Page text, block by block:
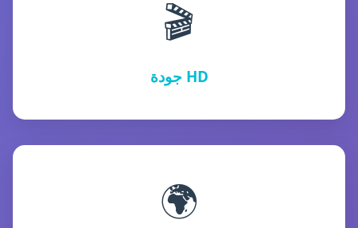
🎬
جودة HD
🌍